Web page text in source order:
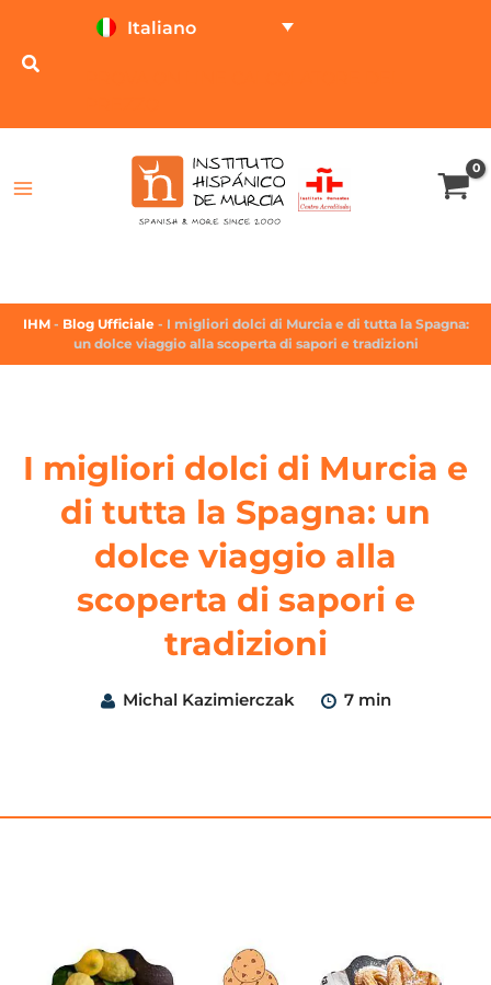
Italiano
IHM - Blog Ufficiale - I migliori dolci di Murcia e di tutta la Spagna:
un dolce viaggio alla scoperta di sapori e tradizioni
I migliori dolci di Murcia e
di tutta la Spagna: un
dolce viaggio alla
scoperta di sapori e
tradizioni
Michal Kazimierczak 7 min